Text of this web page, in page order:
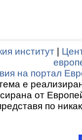
институт
на портал
е
от
по